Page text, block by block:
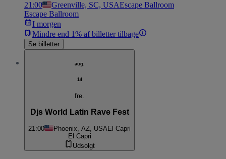
21:00 Greenville, SC, USAEscape Ballroom
Escape Ballroom
I morgen
Mindre end 1% af billetter tilbage
Se billetter
aug.
14
fre.
Djs World Latin Rave Fest
21:00 Phoenix, AZ, USAEl Capri
El Capri
Udsolgt